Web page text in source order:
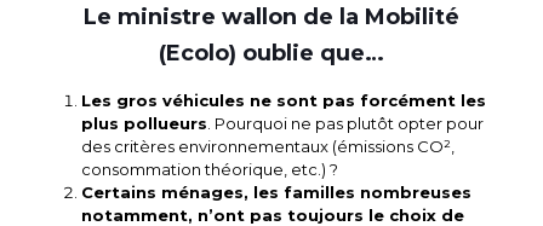
Le ministre wallon de la Mobilité
(Ecolo) oublie que…
Les gros véhicules ne sont pas forcément les
plus pollueurs . Pourquoi ne pas plutôt opter pour
des critères environnementaux (émissions CO²,
consommation théorique, etc.) ?
Certains ménages, les familles nombreuses
notamment, n’ont pas toujours le choix de